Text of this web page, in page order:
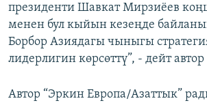
президенти Шавкат Мирзиёев
менен бул кыйын кезеңде
Борбор Азиядагы чыныгы
лидерлигин көрсөттү”, - дейт
Автор “Эркин Европа/Азаттык”